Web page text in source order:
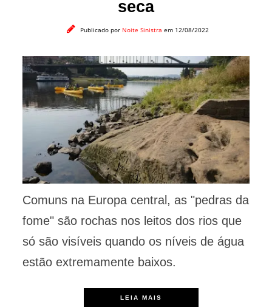
seca
Publicado por Noite Sinistra em 12/08/2022
Comuns na Europa central, as "pedras da
fome" são rochas nos leitos dos rios que
só são visíveis quando os níveis de água
estão extremamente baixos.
LEIA MAIS